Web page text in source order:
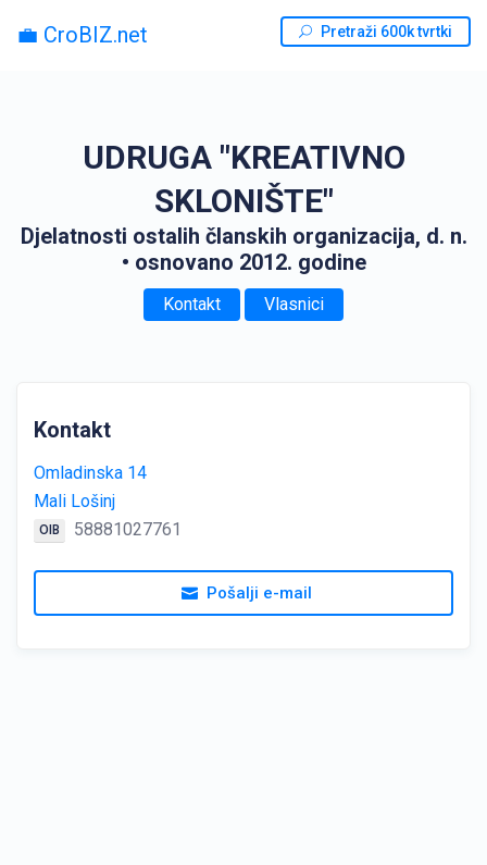
💼 CroBIZ.net Pretraži 600k tvrtki
UDRUGA "KREATIVNO
SKLONIŠTE"
Djelatnosti ostalih članskih organizacija, d. n.
• osnovano 2012. godine
Kontakt Vlasnici
Kontakt
Omladinska 14
Mali Lošinj
OIB 58881027761
Pošalji e-mail